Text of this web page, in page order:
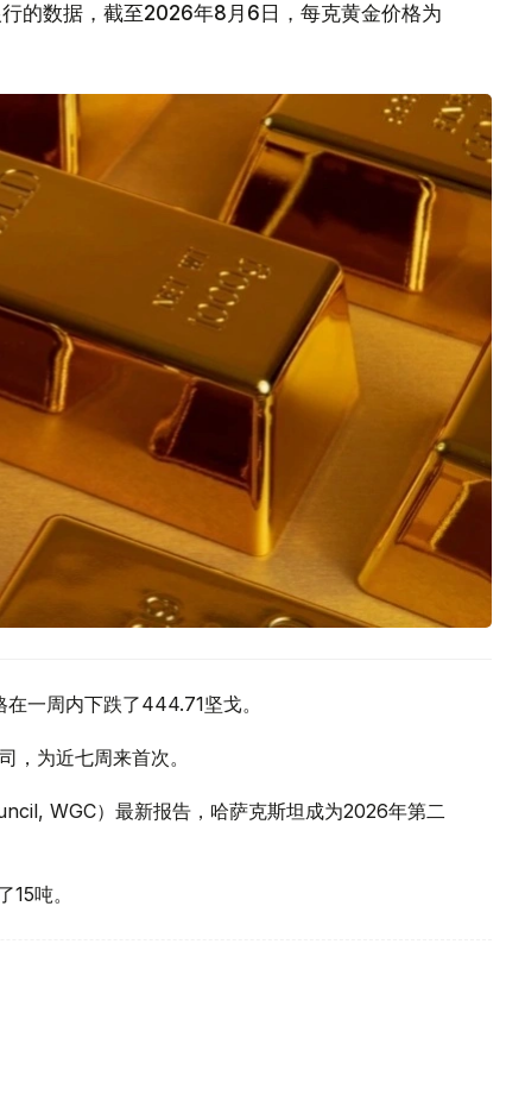
的数据，截至2026年8月6日，每克黄金价格为
一周内下跌了444.71坚戈。
为近七周来首次。
WGC）最新报告，哈萨克斯坦成为2026年第二
吨。